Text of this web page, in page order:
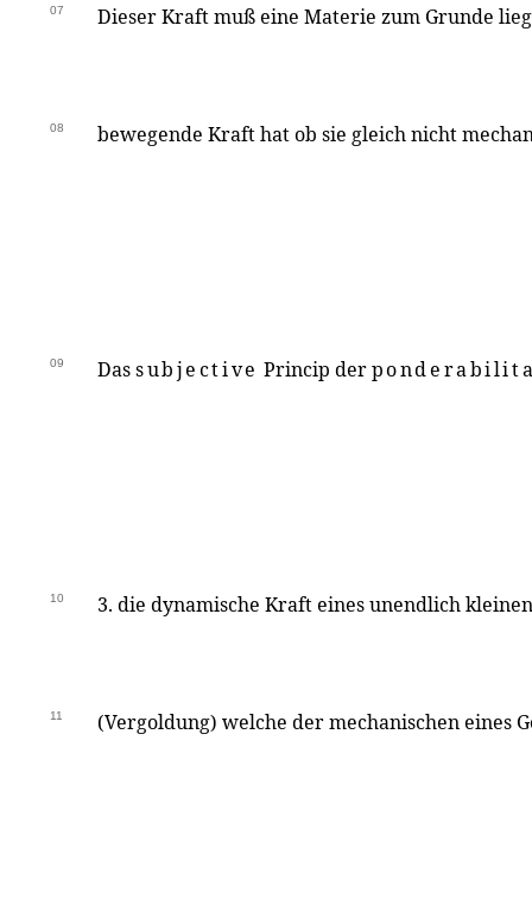
07 Dieser Kraft muß eine Materie zum Grunde
08 bewegende Kraft hat ob sie gleich nicht
09 Dassubjective Princip der
10 3. die dynamische Kraft eines unendlich
11 (Vergoldung) welche der mechanischen eines